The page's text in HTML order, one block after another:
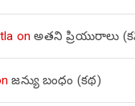
onఅతని ప్రియురాలు
జన్యు బంధం (కథ)